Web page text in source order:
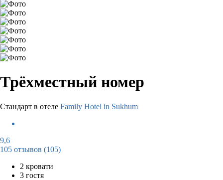
Трёхместный номер
Стандарт в отеле Family Hotel in Sukhum
9,6
105 отзывов (105)
2 кровати
3 гостя